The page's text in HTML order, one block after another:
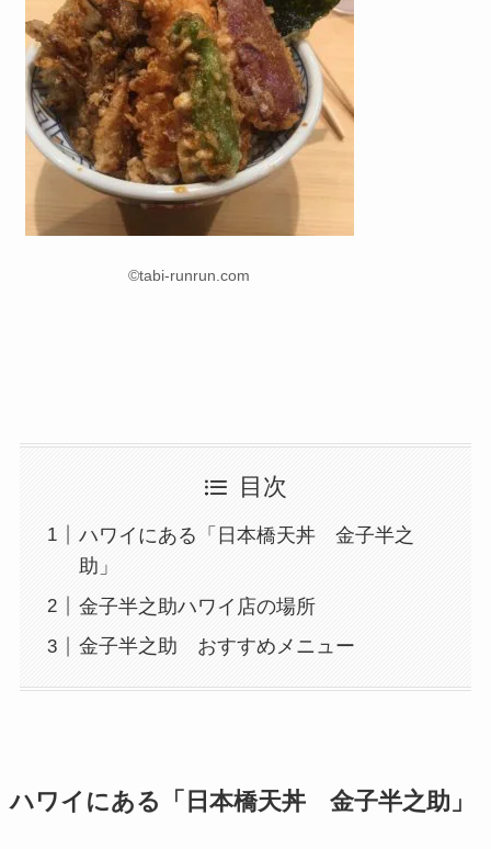
©tabi-runrun.com
目次
ハワイにある「日本橋天丼 金子半之
助」
金子半之助ハワイ店の場所
金子半之助 おすすめメニュー
ハワイにある「日本橋天丼 金子半之助」